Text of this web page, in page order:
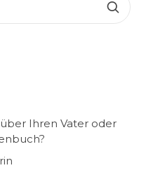
Ihren Vater oder